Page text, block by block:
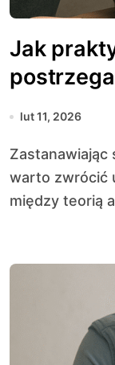
Jak
lut 11, 2026
Zastanawiając się nad procesem poznawczym,
warto zwrócić
między teorią